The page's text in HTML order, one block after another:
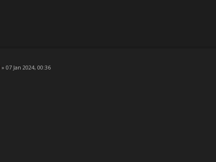
» 07 Jan 2024, 00:36